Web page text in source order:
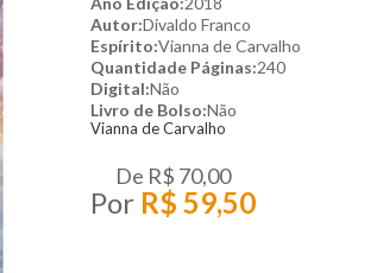
Autor:Divaldo Franco
Espírito:Vianna de Carvalho
Quantidade Páginas:240
Digital:Não
Livro de Bolso:Não
Vianna de Carvalho
De R$ 70,00
Por R$ 59,50